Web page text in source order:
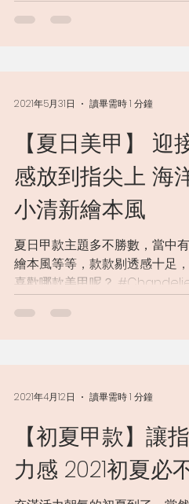
【夏日美甲】
感放到指尖上 海
小清新繪本風
夏日甲款主題多不勝數，當中
繪本風等等，款款剔透感十足
喜歡哪款美甲呢？
2021年5月31日 讀畢需時 1 分鐘
【初夏甲款】讓
力感 2021初夏必
2021年4月12日 讀畢需時 1 分鐘